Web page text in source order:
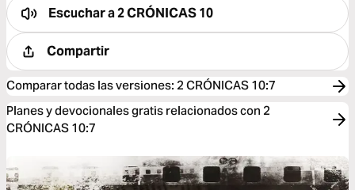
Escuchar a2 CRÓNICAS 10
Compartir
Comparar todas las versiones: 2 CRÓNICAS 10:7
Planes y devocionales gratis relacionados con 2
CRÓNICAS 10:7